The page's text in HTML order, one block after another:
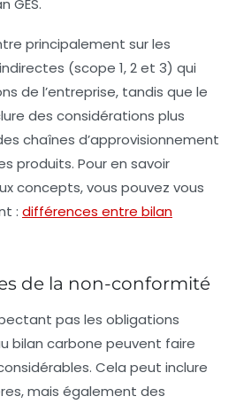
principalement sur les
(scope 1, 2 et 3) qui
de l’entreprise, tandis que le
des considérations plus
chaînes d’approvisionnement
produits. Pour en savoir
concepts, vous pouvez vous
: différences entre bilan
de la non-conformité
pas les obligations
bilan carbone peuvent faire
Cela peut inclure
mais également des